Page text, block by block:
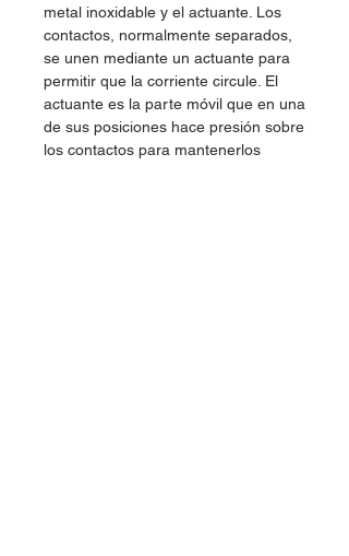
metal inoxidable y el actuante. Los
contactos, normalmente separados,
se unen mediante un actuante para
permitir que la corriente circule. El
actuante es la parte móvil que en una
de sus posiciones hace presión sobre
los contactos para mantenerlos